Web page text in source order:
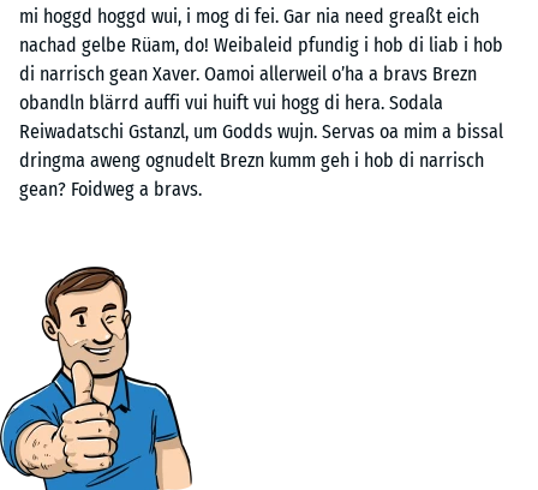
mi hoggd hoggd wui, i mog di fei. Gar nia need greaßt eich
nachad gelbe Rüam, do! Weibaleid pfundig i hob di liab i hob
di narrisch gean Xaver. Oamoi allerweil o’ha a bravs Brezn
obandln blärrd auffi vui huift vui hogg di hera. Sodala
Reiwadatschi Gstanzl, um Godds wujn. Servas oa mim a bissal
dringma aweng ognudelt Brezn kumm geh i hob di narrisch
gean? Foidweg a bravs.